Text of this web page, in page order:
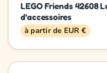
LEGO Friends 42608
d'accessoires
à partir de EUR €